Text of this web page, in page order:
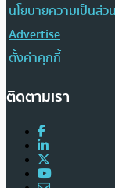
นโยบายความเป็นส่ว
Advertise
ตั้งค่าคุกกี้
ติดตามเรา